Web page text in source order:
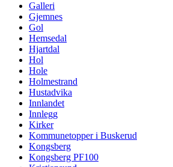
Galleri
Gjemnes
Gol
Hemsedal
Hjartdal
Hol
Hole
Holmestrand
Hustadvika
Innlandet
Innlegg
Kirker
Kommunetopper i Buskerud
Kongsberg
Kongsberg PF100